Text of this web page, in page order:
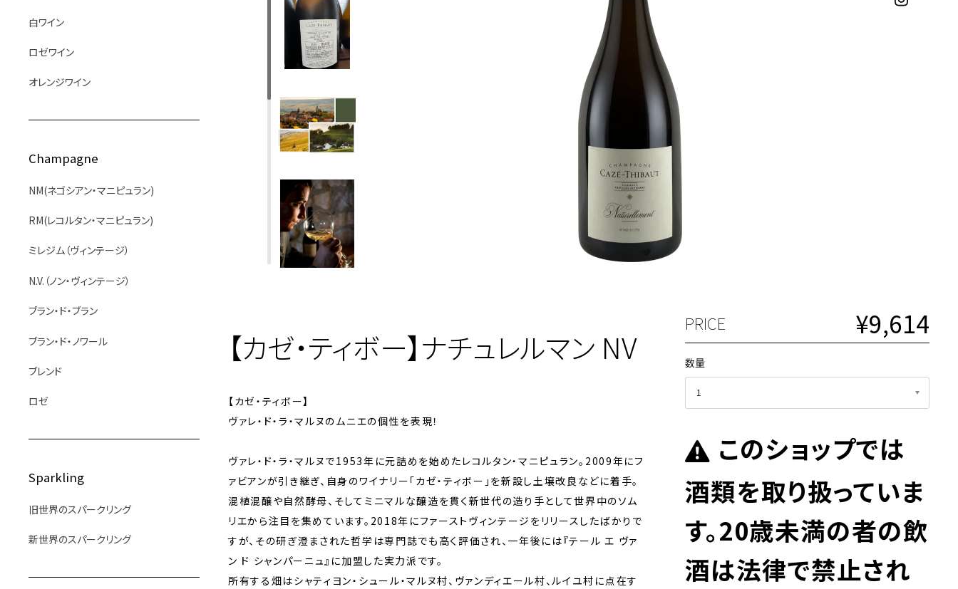
白ワイン
ロゼワイン
オレンジワイン
Champagne
NM(ネゴシアン・マニピュラン)
RM(レコルタン・マニピュラン)
ミレジム（ヴィンテージ）
N.V.（ノン・ヴィンテージ）
ブラン・ド・ブラン
ブラン・ド・ノワール
ブレンド
ロゼ
Sparkling
旧世界のスパークリング
新世界のスパークリング
【カゼ・ティボー】ナチュレルマン NV
【カゼ・ティボー】
ヴァレ・ド・ラ・マルヌのムニエの個性を表現！
ヴァレ・ド・ラ・マルヌで1953年に元詰めを始めたレコルタン・マニピュラン。2009年にフ
ァビアンが引き継ぎ、自身のワイナリー「カゼ・ティボー」を新設し土壌改良などに着手。
混植混醸や自然酵母、そしてミニマルな醸造を貫く新世代の造り手として世界中のソム
リエから注目を集めています。2018年にファーストヴィンテージをリリースしたばかりで
すが、その研ぎ澄まされた哲学は専門誌でも高く評価され、一年後には『テール エ ヴァ
ン ド シャンパーニュ』に加盟した実力派です。
所有する畑はシャティヨン・シュール・マルヌ村、ヴァンディエール村、ルイユ村に点在す
PRICE ¥9,614
数量
このショップでは
酒類を取り扱っていま
す。20歳未満の者の飲
酒は法律で禁止され